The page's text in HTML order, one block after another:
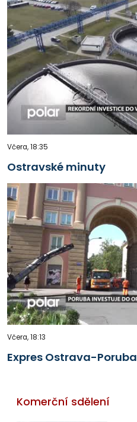
Včera, 18:35
Ostravské minuty
Včera, 18:13
Expres Ostrava-Poruba
Komerční sdělení